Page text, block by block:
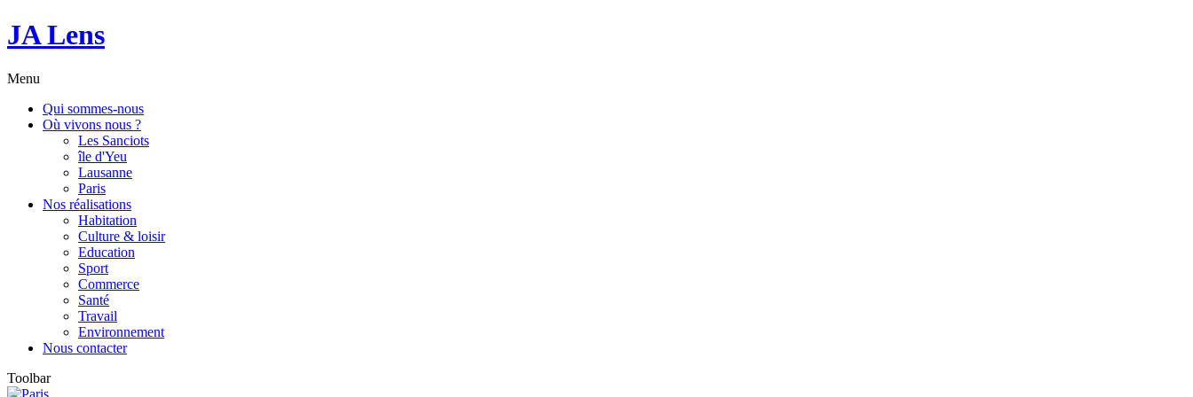
JA Lens
Menu
Qui sommes-nous
Où vivons nous ?
Les Sanciots
île d'Yeu
Lausanne
Paris
Nos réalisations
Habitation
Culture & loisir
Education
Sport
Commerce
Santé
Travail
Environnement
Nous contacter
Toolbar